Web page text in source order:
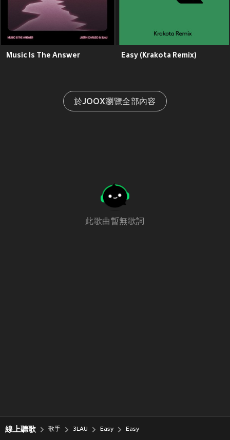
Music Is The Answer Easy (Krakota Remix)
於JOOX瀏覽全部內容
此歌曲暫無歌詞
線上聽歌 歌手 3LAU Easy Easy